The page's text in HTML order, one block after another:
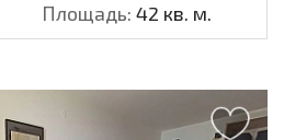
Площадь: 42 кв. м.